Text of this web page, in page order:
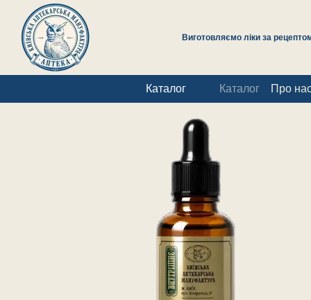
Перейти до основного контенту
Виготовляємо ліки за
Каталог Каталог Про